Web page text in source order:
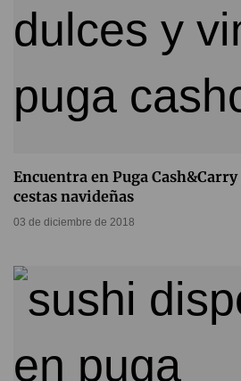
Encuentra en Puga
cestas navideñas
03 de diciembre de 2018